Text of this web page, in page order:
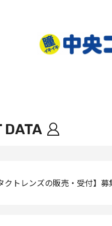
DATA
クトレンズの販売・受付】